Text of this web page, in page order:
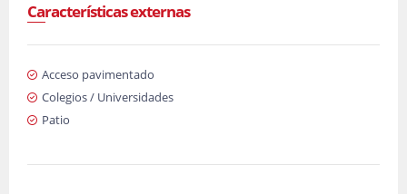
Características externas
Acceso pavimentado
Colegios / Universidades
Patio